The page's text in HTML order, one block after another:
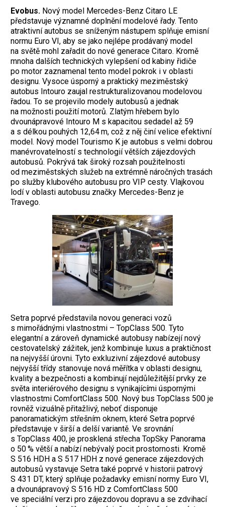
Evobus. Nový model Mercedes-Benz Citaro LE
představuje významné doplnění modelové řady. Tento
atraktivní autobus se sníženým nástupem splňuje emisní
normu Euro VI, aby se jako nejlépe prodávaný model
na světě mohl zařadit do nové generace Citaro. Kromě
mnoha dalších technických vylepšení od kabiny řidiče
po motor zaznamenal tento model pokrok i v oblasti
designu. Vysoce úsporný a praktický meziměstský
autobus Intouro zaujal restrukturalizovanou modelovou
řadou. To se projevilo modely autobusů a jednak
na možnosti použití motorů. Zlatým hřebem bylo
dvounápravové Intouro M s kapacitou sedadel až 59
a s délkou pouhých 12,64 m, což z něj činí velice efektivní
model. Nový model Tourismo K je autobus s velmi dobrou
manévrovatelností s technologií větších zájezdových
autobusů. Pokrývá tak široký rozsah použitelnosti
od meziměstských služeb na extrémně náročných trasách
po služby klubového autobusu pro VIP cesty. Vlajkovou
lodí v oblasti autobusu značky Mercedes-Benz je
Travego.
Setra poprvé představila novou generaci vozů
s mimořádnými vlastnostmi – TopClass 500. Tyto
elegantní a zároveň dynamické autobusy nabízejí nový
cestovatelský zážitek, jenž kombinuje luxus a praktičnost
na nejvyšší úrovni. Tyto exkluzivní zájezdové autobusy
nejvyšší třídy stanovuje nová měřítka v oblasti designu,
kvality a bezpečnosti a kombinují nejdůležitější prvky ze
světa interiérového designu s vynikajícími úspornými
vlastnostmi ComfortClass 500. Nový bus TopClass 500 je
rovněž vizuálně přitažlivý, neboť disponuje
panoramatickým střešním oknem, které Setra poprvé
představuje v širší a delší variantě. Ve srovnání
s TopClass 400, je prosklená střecha TopSky Panorama
o 50 % větší a nabízí nebývalý pocit prostornosti. Kromě
S 516 HDH a S 517 HDH z nové generace zájezdových
autobusů vystavuje Setra také poprvé v historii patrový
S 431 DT, který splňuje požadavky emisní normy Euro VI,
a dvounápravový S 516 HD z ComfortClass 500
ve speciální verzi pro zájezdovou dopravu a se zdvihací